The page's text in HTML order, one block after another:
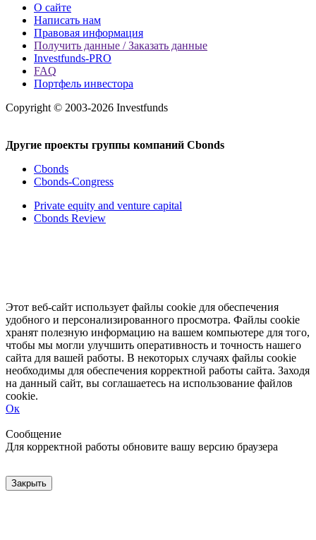
О сайте
Написать нам
Правовая информация
Получить данные / Заказать данные
Investfunds-PRO
FAQ
Портфель инвестора
Copyright © 2003-2026 Investfunds
Другие проекты группы компаний Cbonds
Cbonds
Cbonds-Congress
Private equity and venture capital
Cbonds Review
Этот веб-сайт использует файлы cookie для обеспечения
удобного и персонализированного просмотра. Файлы cookie
хранят полезную информацию на вашем компьютере для того,
чтобы мы могли улучшить оперативность и точность нашего
сайта для вашей работы. В некоторых случаях файлы cookie
необходимы для обеспечения корректной работы сайта. Заходя
на данный сайт, вы соглашаетесь на использование файлов
cookie.
Ок
Сообщение
Для корректной работы обновите вашу версию браузера
Закрыть